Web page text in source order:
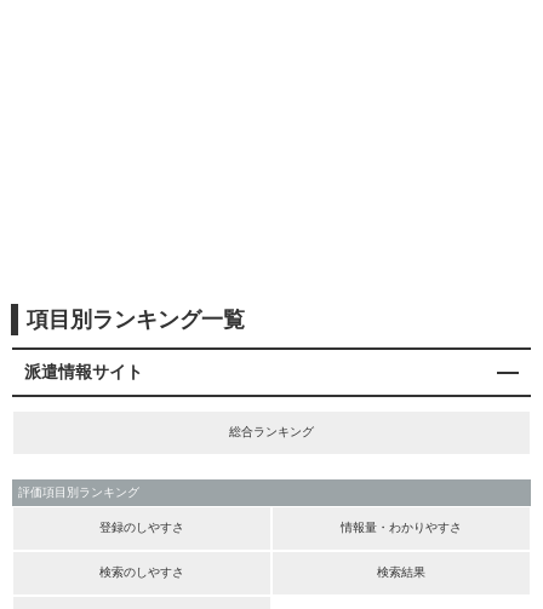
項目別ランキング一覧
派遣情報サイト
総合ランキング
評価項目別ランキング
登録のしやすさ 情報量・わかりやすさ
検索のしやすさ 検索結果